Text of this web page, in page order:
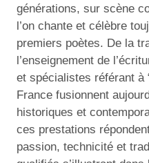
générations, sur scène
l’on chante et célèbre
premiers poètes. De la
l’enseignement de
et spécialistes référant à
France fusionnent
historiques et
ces prestations
passion, technicité et